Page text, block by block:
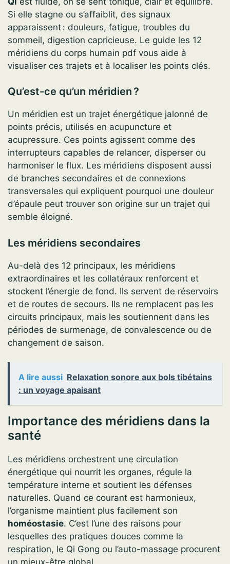
Si elle stagne ou s’affaiblit, des signaux
apparaissent : douleurs, fatigue, troubles du
sommeil, digestion capricieuse. Le guide les 12
méridiens du corps humain pdf vous aide à
visualiser ces trajets et à localiser les points clés.
Qu’est-ce qu’un méridien ?
Un méridien est un trajet énergétique jalonné de
points précis, utilisés en acupuncture et
acupressure. Ces points agissent comme des
interrupteurs capables de relancer, disperser ou
harmoniser le flux. Les méridiens disposent aussi
de branches secondaires et de connexions
transversales qui expliquent pourquoi une douleur
d’épaule peut trouver son origine sur un trajet qui
semble éloigné.
Les méridiens secondaires
Au-delà des 12 principaux, les méridiens
extraordinaires et les collatéraux renforcent et
stockent l’énergie de fond. Ils servent de réservoirs
et de routes de secours. Ils ne remplacent pas les
circuits principaux, mais les soutiennent dans les
périodes de surmenage, de convalescence ou de
changement de saison.
A lire aussi Relaxation sonore aux bols tibétains
: un voyage apaisant
Importance des méridiens dans la
santé
Les méridiens orchestrent une circulation
énergétique qui nourrit les organes, régule la
température interne et soutient les défenses
naturelles. Quand ce courant est harmonieux,
l’organisme maintient plus facilement son
homéostasie. C’est l’une des raisons pour
lesquelles des pratiques douces comme la
respiration, le Qi Gong ou l’auto-massage procurent